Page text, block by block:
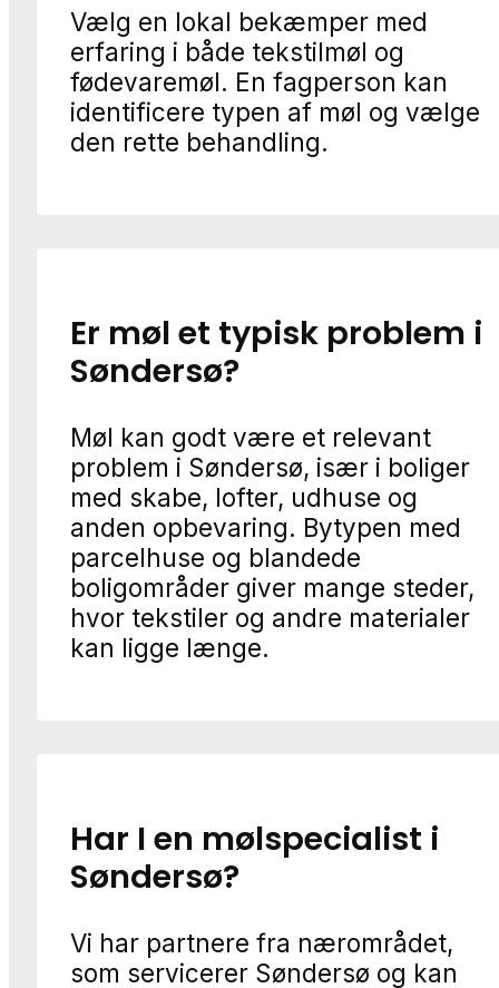
Vælg en lokal bekæmper med
erfaring i både tekstilmøl og
fødevaremøl. En fagperson kan
identificere typen af møl og vælge
den rette behandling.
Er møl et typisk problem i
Søndersø?
Møl kan godt være et relevant
problem i Søndersø, især i boliger
med skabe, lofter, udhuse og
anden opbevaring. Bytypen med
parcelhuse og blandede
boligområder giver mange steder,
hvor tekstiler og andre materialer
kan ligge længe.
Har I en mølspecialist i
Søndersø?
Vi har partnere fra nærområdet,
som servicerer Søndersø og kan